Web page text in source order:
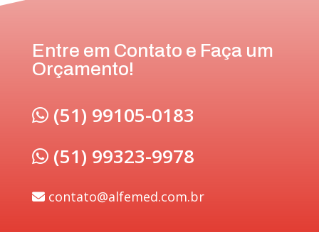
Entre em Contato e Faça um
Orçamento!
(51) 99105-0183
(51) 99323-9978
contato@alfemed.com.br